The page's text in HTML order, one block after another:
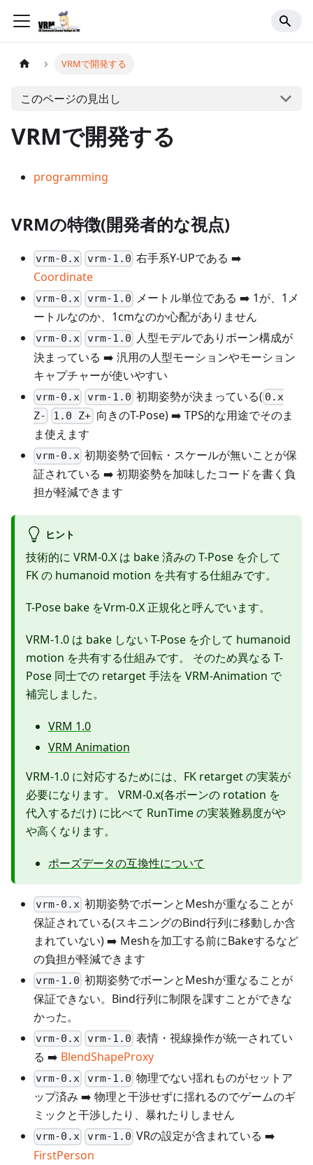
VRMで開発する
このページの見出し
VRMで開発する
programming
VRMの特徴(開発者的な視点)
vrm-0.x vrm-1.0 右手系Y-UPである ➡️
Coordinate
vrm-0.x vrm-1.0 メートル単位である ➡️ 1が、1メ
ートルなのか、1cmなのか心配がありません
vrm-0.x vrm-1.0 人型モデルでありボーン構成が
決まっている ➡️ 汎用の人型モーションやモーション
キャプチャーが使いやすい
vrm-0.x vrm-1.0 初期姿勢が決まっている( 0.x
Z-
1.0 Z+向きのT-Pose) ➡️ TPS的な用途でそのま
ま使えます
vrm-0.x 初期姿勢で回転・スケールが無いことが保
証されている ➡️ 初期姿勢を加味したコードを書く負
担が軽減できます
ヒント
技術的に VRM-0.X は bake 済みの T-Pose を介して
FK の humanoid motion を共有する仕組みです。
T-Pose bake をVrm-0.X 正規化と呼んでいます。
VRM-1.0 は bake しない T-Pose を介して humanoid
motion を共有する仕組みです。 そのため異なる T-
Pose 同士での retarget 手法を VRM-Animation で
補完しました。
VRM 1.0
VRM Animation
VRM-1.0 に対応するためには、FK retarget の実装が
必要になります。 VRM-0.x(各ボーンの rotation を
代入するだけ) に比べて RunTime の実装難易度がや
や高くなります。
ポーズデータの互換性について
vrm-0.x 初期姿勢でボーンとMeshが重なることが
保証されている(スキニングのBind行列に移動しか含
まれていない) ➡️ Meshを加工する前にBakeするなど
の負担が軽減できます
vrm-1.0 初期姿勢でボーンとMeshが重なることが
保証できない。Bind行列に制限を課すことができな
かった。
vrm-0.x vrm-1.0 表情・視線操作が統一されてい
る ➡️ BlendShapeProxy
vrm-0.x vrm-1.0 物理でない揺れものがセットア
ップ済み ➡️ 物理と干渉せずに揺れるのでゲームのギ
ミックと干渉したり、暴れたりしません
vrm-0.x vrm-1.0 VRの設定が含まれている ➡️
FirstPerson